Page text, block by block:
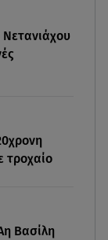
με τον
τροχαίο
Βασίλη